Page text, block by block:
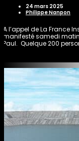
24 mars 2025
Philippe Nanpon
A l’appel de La France
manifesté samedi
Paul. Quelque 200